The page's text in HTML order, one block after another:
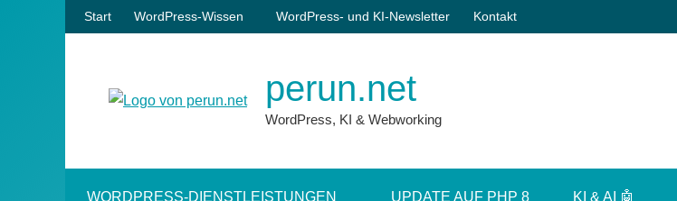
Zum
Inhalt
Start WordPress-Wissen WordPress- und KI-Newsletter Kontakt
perun.net
WordPress, KI & Webworking
WORDPRESS-DIENSTLEISTUNGEN UPDATE AUF PHP 8 KI & AI 🤖